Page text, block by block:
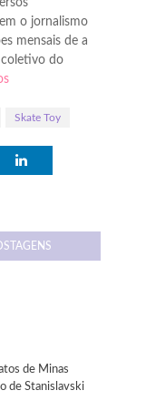
o jornalismo
mensais de a
do
Skate Toy
de Minas
de Stanislavski